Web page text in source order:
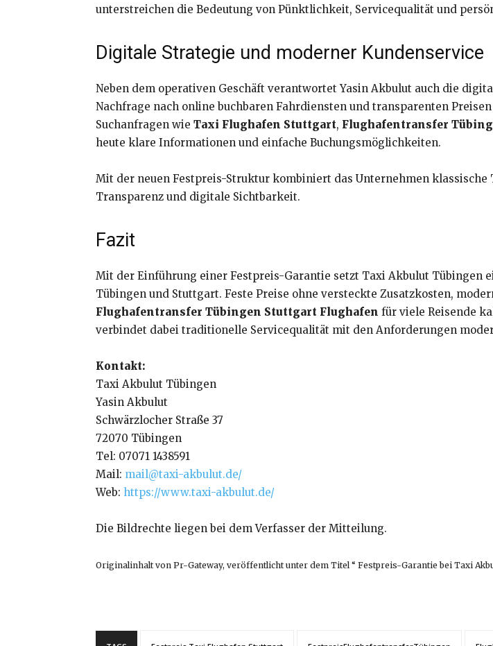
unterstreichen die Bedeutung von Pünktlichkeit, Servicequalität und
Digitale Strategie und moderner Kundenservice
Neben dem operativen Geschäft verantwortet Yasin Akbulut auch die
Nachfrage nach online buchbaren Fahrdiensten und transparenten
Suchanfragen wie Taxi Flughafen Stuttgart, Flughafentransfer
heute klare Informationen und einfache Buchungsmöglichkeiten.
Mit der neuen Festpreis-Struktur kombiniert das Unternehmen
Transparenz und digitale Sichtbarkeit.
Fazit
Mit der Einführung einer Festpreis-Garantie setzt Taxi Akbulut Tübingen
Tübingen und Stuttgart. Feste Preise ohne versteckte Zusatzkosten,
Flughafentransfer Tübingen Stuttgart Flughafen für viele Reisende
verbindet dabei traditionelle Servicequalität mit den Anforderungen
Kontakt:
Taxi Akbulut Tübingen
Yasin Akbulut
Schwärzlocher Straße 37
72070 Tübingen
Tel: 07071 1438591
Mail: mail@taxi-akbulut.de/
Web: https://www.taxi-akbulut.de/
Die Bildrechte liegen bei dem Verfasser der Mitteilung.
Originalinhalt von Pr-Gateway, veröffentlicht unter dem Titel “ Festpreis-Garantie bei Taxi